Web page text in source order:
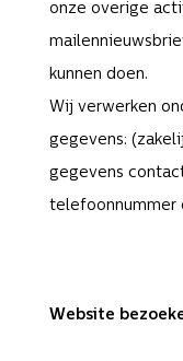
onze overige
kunnen doen.
Wij verwerken
gegevens:
gegevens
telefoonnummer
Website